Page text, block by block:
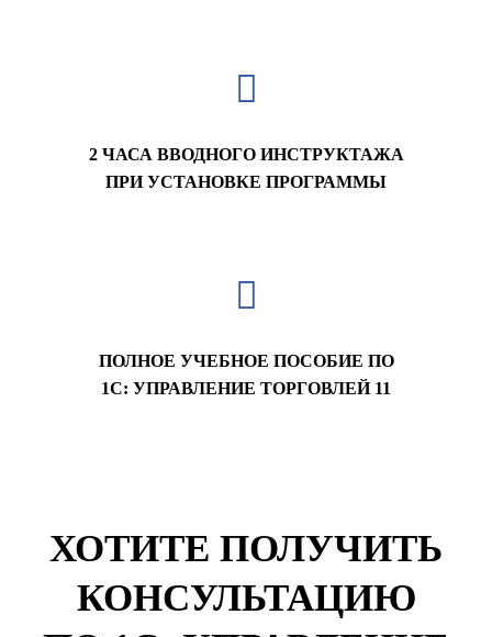
2 ЧАСА ВВОДНОГО ИНСТРУКТАЖА
ПРИ УСТАНОВКЕ ПРОГРАММЫ
ПОЛНОЕ УЧЕБНОЕ ПОСОБИЕ ПО
1С: УПРАВЛЕНИЕ ТОРГОВЛЕЙ 11
ХОТИТЕ ПОЛУЧИТЬ
КОНСУЛЬТАЦИЮ